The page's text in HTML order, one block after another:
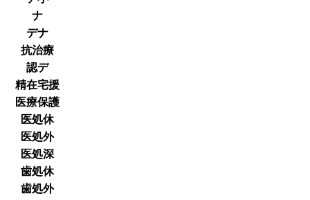
ナ
デナ
抗治療
認デ
精在宅援
医療保護
医処休
医処外
医処深
歯処休
歯処外